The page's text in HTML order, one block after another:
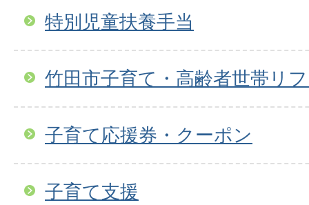
特別児童扶養手当
竹田市子育て・高齢者世帯リ
子育て応援券・クーポン
子育て支援